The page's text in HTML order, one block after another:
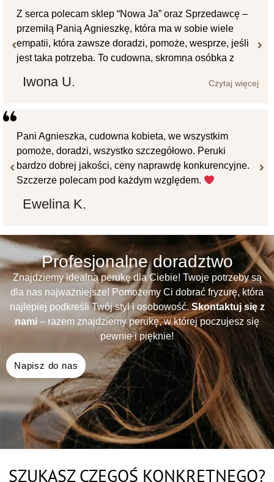
Z serca polecam sklep “Nowa Ja” oraz Sprzedawcę –
przemiłą Panią Agnieszkę, która ma w sobie wiele
empatii, która zawsze doradzi, pomoże, wesprze, jeśli
jest taka potrzeba. To cudowna, skromna osóbka z
swoich klientek. W sklepie można zakupić zarówno
sztucznego błyszczenia, włosy zachowują się, jak
naturalne, ludzkie. Zakupiłam już trzy peruki i jestem
zachwycona ich jakością. Jestem oczarowana
zarówno produktami “Nowa Ja”, jak również
Uczciwość, solidność oraz wielkie zaangażowanie na
Iwona U. Czytaj więcej
Pani Agnieszka, cudowna kobieta, we wszystkim
pomoże, doradzi, wszystko szczegółowo. Peruki
bardzo dobrej jakości, ceny naprawdę konkurencyjne.
Szczerze polecam pod każdym względem.
Ewelina K.
Profesjonalne doradztwo
Znajdziemy idealną perukę dla Ciebie! Twoje potrzeby są
dla nas najważniejsze! Pomożemy Ci dobrać fryzurę, która
najlepiej podkreśli Twój styl i osobowość.Skontaktuj się z
nami – razem znajdziemy perukę, w której poczujesz się
pewnie i pięknie!
Napisz do nas
SZUKASZ CZEGOŚ KONKRETNEGO?